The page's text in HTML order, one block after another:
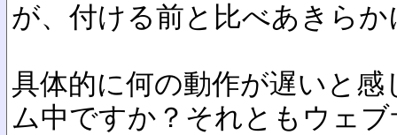
が、付ける前と比べあきら
具体的に何の動作が遅いと
ム中ですか？それともウェ